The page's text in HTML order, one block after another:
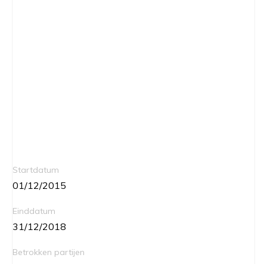
Startdatum
01/12/2015
Einddatum
31/12/2018
Betrokken partijen